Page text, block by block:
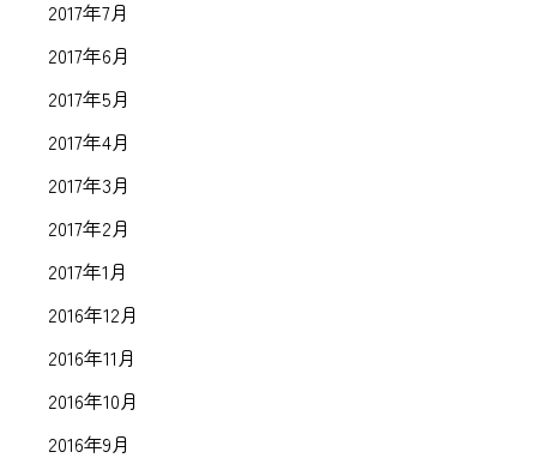
2017年7月
2017年6月
2017年5月
2017年4月
2017年3月
2017年2月
2017年1月
2016年12月
2016年11月
2016年10月
2016年9月